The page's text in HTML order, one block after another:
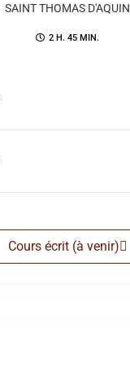
SAINT THOMAS D'AQUIN
2 H. 45 MIN.
Cours écrit (à venir)